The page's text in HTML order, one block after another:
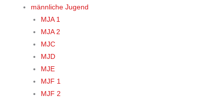
männliche Jugend
MJA 1
MJA 2
MJC
MJD
MJE
MJF 1
MJF 2